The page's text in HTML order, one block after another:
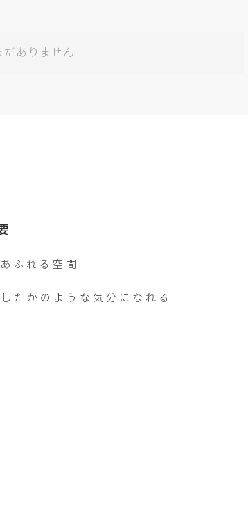
だありません
ふれる空間
たかのような気分になれる